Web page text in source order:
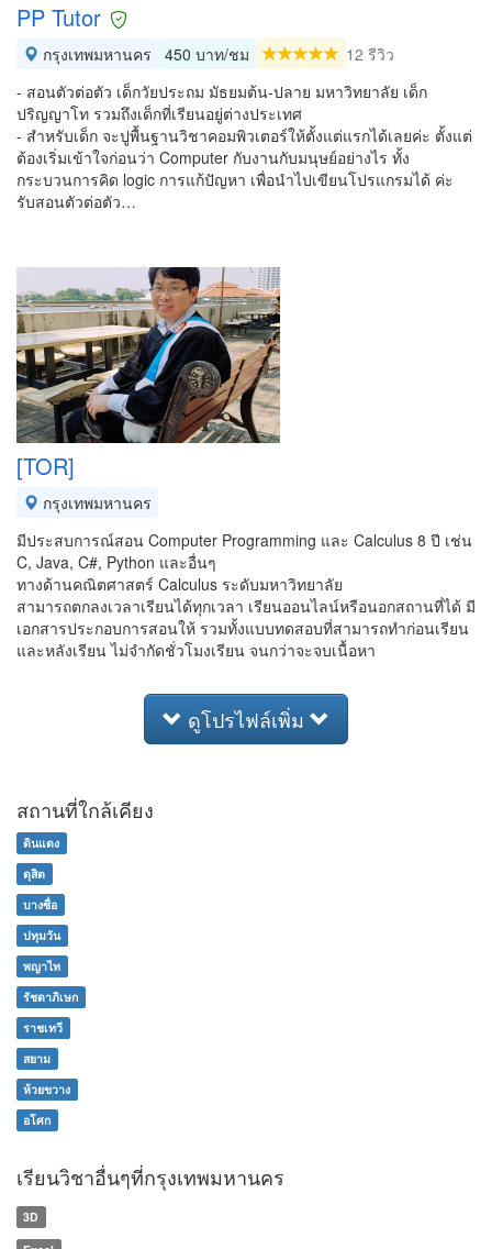
PP Tutor
กรุงเทพมหานคร 450 บาท/ชม
12 รีวิว
- สอนตัวต่อตัว เด็กวัยประถม มัธยมต้น-ปลาย มหาวิทยาลัย เด็ก
ปริญญาโท รวมถึงเด็กที่เรียนอยู่ต่างประเทศ
- สำหรับเด็ก จะปูพื้นฐานวิชาคอมพิวเตอร์ให้ตั้งแต่แรกได้เลยค่ะ ตั้งแต่
ต้องเริ่มเข้าใจก่อนว่า Computer กับงานกับมนุษย์อย่างไร ทั้ง
กระบวนการคิด logic การแก้ปัญหา เพื่อนำไปเขียนโปรแกรมได้ ค่ะ
รับสอนตัวต่อตัว…
[TOR]​
กรุงเทพมหานคร
มีประสบการณ์​สอน Computer Programming และ Calculus 8 ปี เช่น
C, Java, C#, Python และอื่นๆ
ทางด้านคณิตศาสตร์​ Calculus​ ระดับมหาวิทยาลัย
สามารถตกลงเวลาเรียนได้ทุกเวลา เรียนออนไลน์หรือนอกสถานที่ได้ มี
เอกสาร​ประกอบการ​สอนให้ รวมทั้งแบบทดสอบที่สามารถทำก่อนเรียน
และหลังเรียน ไม่จำกัดชั่วโมงเรียน จนกว่าจะจบเนื้อหา
ดูโปรไฟล์เพิ่ม
สถานที่ใกล้เคียง
ดินแดง
ดุสิต
บางซื่อ
ปทุมวัน
พญาไท
รัชดาภิเษก
ราชเทวี
สยาม
ห้วยขวาง
อโศก
เรียนวิชาอื่นๆที่กรุงเทพมหานคร
3D